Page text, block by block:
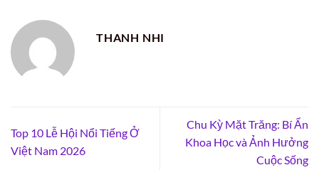
THANH NHI
Top 10 Lễ Hội Nổi Tiếng Ở
Việt Nam 2026
Chu Kỳ Mặt Trăng: Bí Ẩn
Khoa Học và Ảnh Hưởng
Cuộc Sống